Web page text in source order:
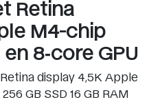
Retina
M4-chip
8‑core GPU
display 4,5K Apple
GB SSD 16 GB RAM